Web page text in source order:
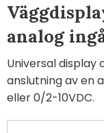
analog
Universal
anslutning av en
eller 0/2-10VDC​.